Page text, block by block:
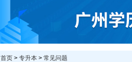
首页 > 专升本 > 常见问题